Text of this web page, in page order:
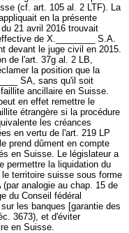
(cf. art. 105 al. 2 LTF). La
en la présente
21 avril 2016 trouvait
de X.________ S.A.
devant le juge civil en 2015.
de l'art. 37g al. 2 LB,
la position que la
SA, sans qu'il soit
ancillaire en Suisse.
en effet remettre le
étrangère si la procédure
les créances
en vertu de l'art. 219 LP
prend dûment en compte
en Suisse. Le législateur a
permettre la liquidation du
territoire suisse sous forme
analogie au chap. 15 de
du Conseil fédéral
les banques [garantie des
3673), et d'éviter
en Suisse.